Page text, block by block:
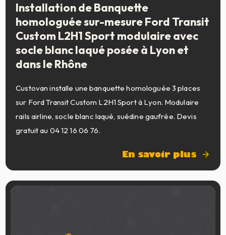
Installation de Banquette
homologuée sur-mesure Ford Transit
Custom L2H1 Sport modulaire avec
socle blanc laqué posée à Lyon et
dans le Rhône
Custovan installe une banquette homologuée 3 places
sur Ford Transit Custom L2H1 Sport à Lyon. Modulaire
rails airline, socle blanc laqué, suédine gaufrée. Devis
gratuit au 04 12 16 06 76.
En savoir plus